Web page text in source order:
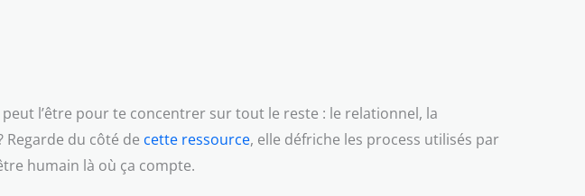
peut l’être pour te concentrer sur tout le reste : le relationnel, la
Regarde du côté de cette ressource, elle défriche les process utilisés par
humain là où ça compte.